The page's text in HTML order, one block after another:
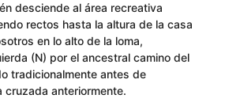
desciende al área recreativa
rectos hasta la altura de la casa
en lo alto de la loma,
(N) por el ancestral camino del
tradicionalmente antes de
anteriormente.